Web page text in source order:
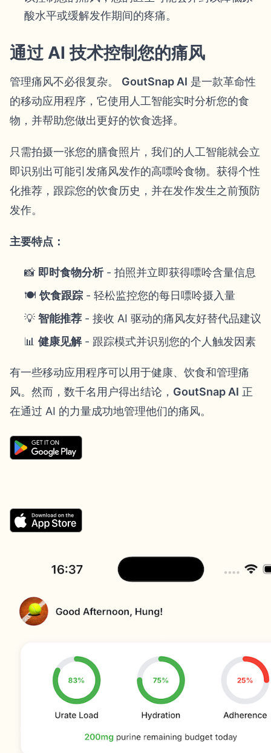
酸水平或缓解发作期间的疼痛。
通过 AI 技术控制您的痛风
管理痛风不必很复杂。 GoutSnap AI 是一款革命性
的移动应用程序，它使用人工智能实时分析您的食
物，并帮助您做出更好的饮食选择。
只需拍摄一张您的膳食照片，我们的人工智能就会立
即识别出可能引发痛风发作的高嘌呤食物。获得个性
化推荐，跟踪您的饮食历史，并在发作发生之前预防
发作。
主要特点：
📸 即时食物分析- 拍照并立即获得嘌呤含量信息
🍽️饮食跟踪 - 轻松监控您的每日嘌呤摄入量
💡 智能推荐 - 接收 AI 驱动的痛风友好替代品建议
📊 健康见解- 跟踪模式并识别您的个人触发因素
有一些移动应用程序可以用于健康、饮食和管理痛
风。然而，数千名用户得出结论， GoutSnap AI 正
在通过 AI 的力量成功地管理他们的痛风。